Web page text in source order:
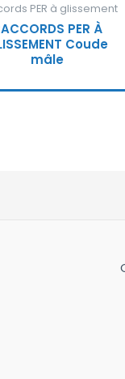
PER à glissement
PER À
Coude
mâle